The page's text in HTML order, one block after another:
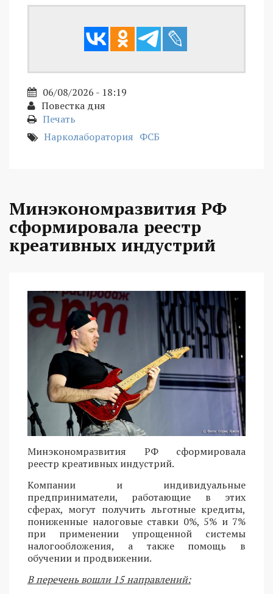
06/08/2026 - 18:19
Повестка дня
Печать
Нарколаборатория ФСБ
Минэкономразвития РФ
сформировала реестр
креативных индустрий
Минэкономразвития РФ сформировала
реестр креативных индустрий.
Компании и индивидуальные
предприниматели, работающие в этих
сферах, могут получить льготные кредиты,
пониженные налоговые ставки 0%, 5% и 7%
при применении упрощенной системы
налогообложения, а также помощь в
обучении и продвижении.
В перечень вошли 15 направлений: